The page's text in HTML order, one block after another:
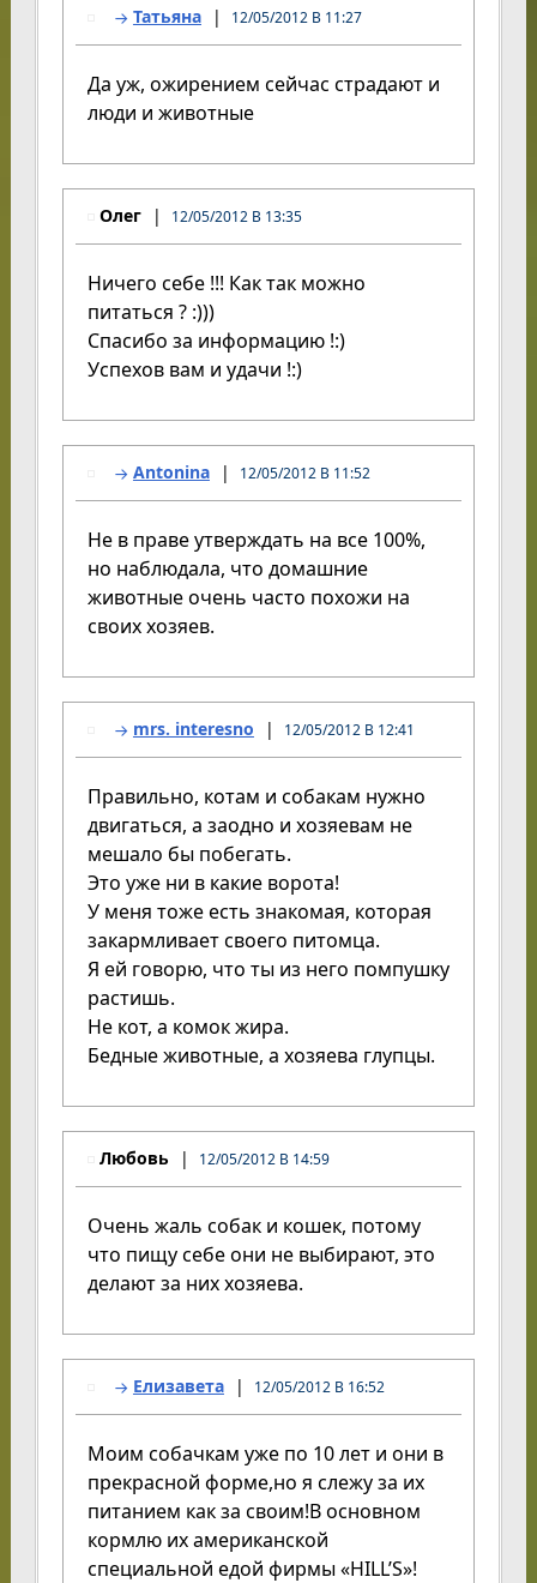
Татьяна 12/05/2012 В 11:27
Да уж, ожирением сейчас страдают и
люди и животные
Олег 12/05/2012 В 13:35
Ничего себе !!! Как так можно
питаться ? :)))
Спасибо за информацию !:)
Успехов вам и удачи !:)
Antonina 12/05/2012 В 11:52
Не в праве утверждать на все 100%,
но наблюдала, что домашние
животные очень часто похожи на
своих хозяев.
mrs. interesno 12/05/2012 В 12:41
Правильно, котам и собакам нужно
двигаться, а заодно и хозяевам не
мешало бы побегать.
Это уже ни в какие ворота!
У меня тоже есть знакомая, которая
закармливает своего питомца.
Я ей говорю, что ты из него помпушку
растишь.
Не кот, а комок жира.
Бедные животные, а хозяева глупцы.
Любовь 12/05/2012 В 14:59
Очень жаль собак и кошек, потому
что пищу себе они не выбирают, это
делают за них хозяева.
Елизавета 12/05/2012 В 16:52
Моим собачкам уже по 10 лет и они в
прекрасной форме,но я слежу за их
питанием как за своим!В основном
кормлю их американской
специальной едой фирмы «HILL’S»!